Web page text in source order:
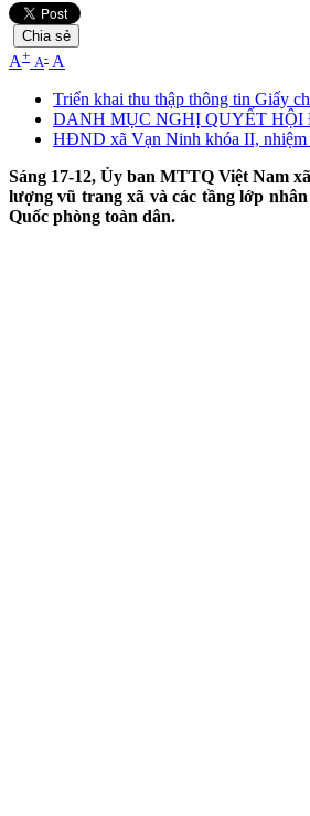
Chia sẻ
A+ A- A
Triển khai thu thập thông tin Giấy
DANH MỤC NGHỊ QUYẾT
HĐND xã Vạn Ninh khóa II,
Sáng 17-12, Ủy ban MTTQ Việt Nam
lượng vũ trang xã và các tầng lớp
Quốc phòng toàn dân.